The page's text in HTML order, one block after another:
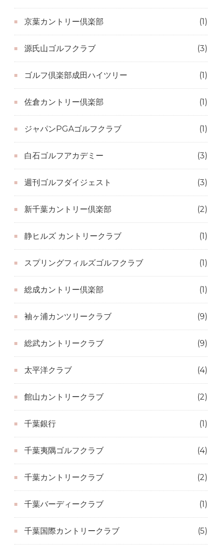
京葉カントリー倶楽部 (1)
源氏山ゴルフクラブ (3)
ゴルフ倶楽部成田ハイツリー (1)
佐倉カントリー倶楽部 (1)
ジャパンPGAゴルフクラブ (1)
白石ゴルフアカデミー (3)
週刊ゴルフダイジェスト (3)
新千葉カントリー倶楽部 (2)
静ヒルズ カントリークラブ (1)
スプリングフィルズゴルフクラブ (1)
総成カントリー倶楽部 (1)
袖ヶ浦カンツリークラブ (9)
総武カントリークラブ (9)
太平洋クラブ (4)
館山カントリークラブ (2)
千葉銀行 (1)
千葉夷隅ゴルフクラブ (4)
千葉カントリークラブ (2)
千葉バーディークラブ (1)
千葉国際カントリークラブ (5)